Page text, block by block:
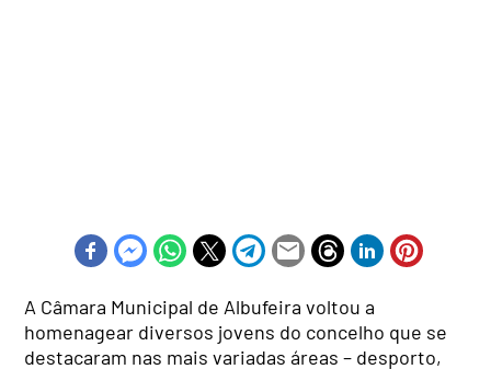
A Câmara Municipal de Albufeira voltou a
homenagear diversos jovens do concelho que se
destacaram nas mais variadas áreas – desporto,